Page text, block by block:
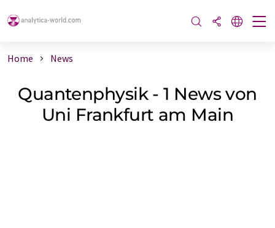
Home News
Quantenphysik - 1 News von
Uni Frankfurt am Main